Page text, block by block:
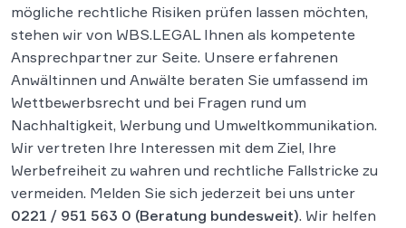
mögliche rechtliche Risiken prüfen lassen möchten,
stehen wir von WBS.LEGAL Ihnen als kompetente
Ansprechpartner zur Seite. Unsere erfahrenen
Anwältinnen und Anwälte beraten Sie umfassend im
Wettbewerbsrecht und bei Fragen rund um
Nachhaltigkeit, Werbung und Umweltkommunikation.
Wir vertreten Ihre Interessen mit dem Ziel, Ihre
Werbefreiheit zu wahren und rechtliche Fallstricke zu
vermeiden. Melden Sie sich jederzeit bei uns unter
0221 / 951 563 0 (Beratung bundesweit). Wir helfen